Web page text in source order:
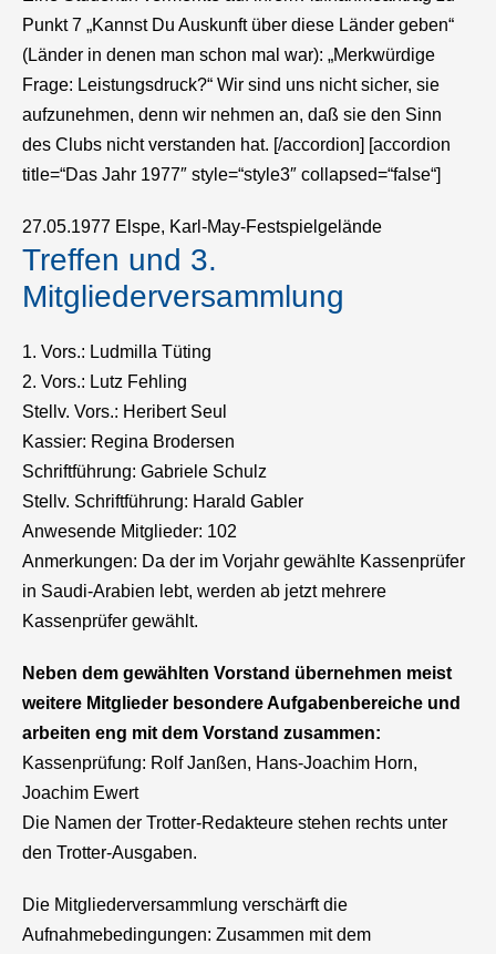
Punkt 7 „Kannst Du Auskunft über diese Länder geben“
(Länder in denen man schon mal war): „Merkwürdige
Frage: Leistungsdruck?“ Wir sind uns nicht sicher, sie
aufzunehmen, denn wir nehmen an, daß sie den Sinn
des Clubs nicht verstanden hat. [/accordion] [accordion
title=“Das Jahr 1977″ style=“style3″ collapsed=“false“]
27.05.1977 Elspe, Karl-May-Festspielgelände
Treffen und 3.
Mitgliederversammlung
1. Vors.: Ludmilla Tüting
2. Vors.: Lutz Fehling
Stellv. Vors.: Heribert Seul
Kassier: Regina Brodersen
Schriftführung: Gabriele Schulz
Stellv. Schriftführung: Harald Gabler
Anwesende Mitglieder: 102
Anmerkungen: Da der im Vorjahr gewählte Kassenprüfer
in Saudi-Arabien lebt, werden ab jetzt mehrere
Kassenprüfer gewählt.
Neben dem gewählten Vorstand übernehmen meist
weitere Mitglieder besondere Aufgabenbereiche und
arbeiten eng mit dem Vorstand zusammen:
Kassenprüfung: Rolf Janßen, Hans-Joachim Horn,
Joachim Ewert
Die Namen der Trotter-Redakteure stehen rechts unter
den Trotter-Ausgaben.
Die Mitgliederversammlung verschärft die
Aufnahmebedingungen: Zusammen mit dem